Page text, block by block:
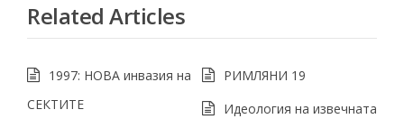
Related Articles
1997: НОВА инвазия на
СЕКТИТЕ
РИМЛЯНИ 19
Идеология на извечната